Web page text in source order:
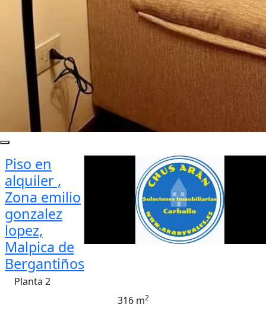
Piso en
alquiler ,
Zona emilio
gonzalez
lopez,
Malpica de
Bergantiños
Planta 2
316 m2